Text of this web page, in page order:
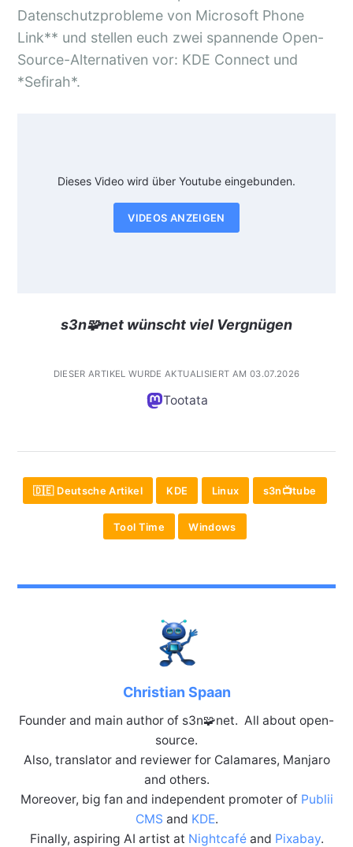
Datenschutzprobleme von Microsoft Phone
Link** und stellen euch zwei spannende Open-
Source-Alternativen vor: KDE Connect und
*Sefirah*.
Dieses Video wird über Youtube eingebunden.
VIDEOS ANZEIGEN
s3n🧩net wünscht viel Vergnügen
DIESER ARTIKEL WURDE AKTUALISIERT AM 03.07.2026
Tootata
🇩🇪 Deutsche Artikel KDE Linux s3n📺tube
Tool Time Windows
Christian Spaan
Founder and main author of s3n🧩net. All about open-
source.
Also, translator and reviewer for Calamares, Manjaro
and others.
Moreover, big fan and independent promoter of Publii
CMS and KDE.
Finally, aspiring AI artist at Nightcaféand Pixabay.